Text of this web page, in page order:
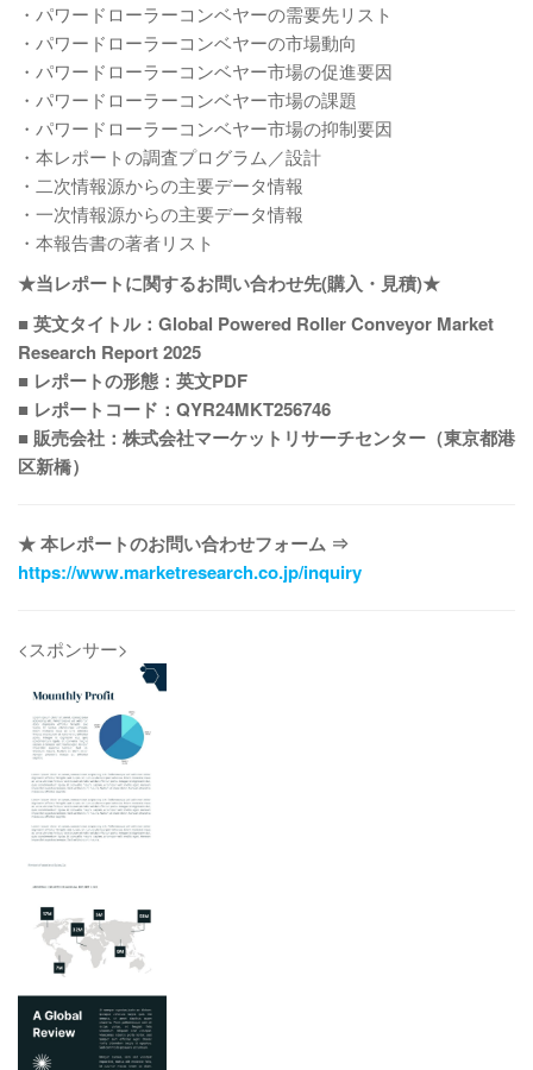
・パワードローラーコンベヤーの需要先リスト
・パワードローラーコンベヤーの市場動向
・パワードローラーコンベヤー市場の促進要因
・パワードローラーコンベヤー市場の課題
・パワードローラーコンベヤー市場の抑制要因
・本レポートの調査プログラム／設計
・二次情報源からの主要データ情報
・一次情報源からの主要データ情報
・本報告書の著者リスト
★当レポートに関するお問い合わせ先(購入・見積)★
■ 英文タイトル：Global Powered Roller Conveyor Market
Research Report 2025
■ レポートの形態：英文PDF
■ レポートコード：QYR24MKT256746
■ 販売会社：株式会社マーケットリサーチセンター（東京都港
区新橋）
★ 本レポートのお問い合わせフォーム ⇒
https://www.marketresearch.co.jp/inquiry
<スポンサー>